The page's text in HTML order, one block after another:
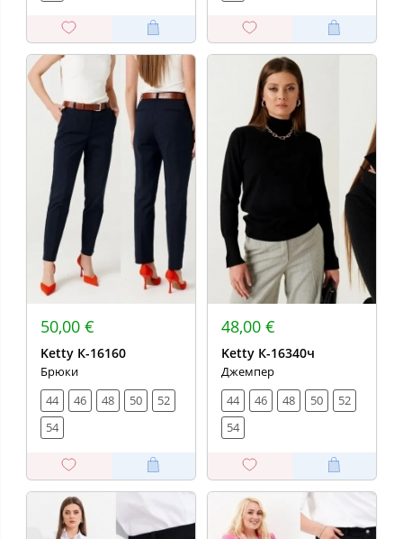
50,00 €
Ketty К-16160
Брюки
44
46 48 50
52
54
48,00 €
Ketty К-16340ч
Джемпер
44
46 48 50
52
54